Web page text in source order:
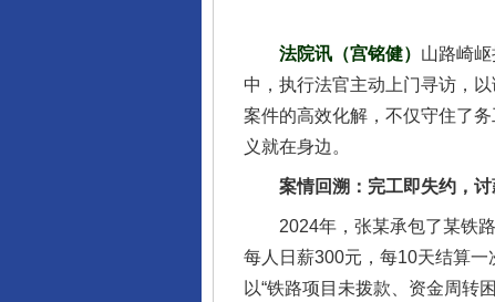
法院讯（宫铭健） 山路崎
中，执行法官主动上门寻访，
案件的高效化解，不仅守住了
义就在身边。
案情回溯：完工即失约，讨
2024年，张某承包了某铁路
每人日薪300元，每10天结算
以“铁路项目未拨款、资金周转